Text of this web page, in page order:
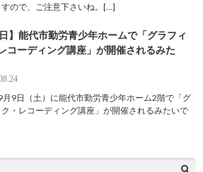
ので、ご注意下さいね。[…]
日】能代市勤労青少年ホームで「グラフィ
コーディング講座」が開催されるみた
月9日（土）に能代市勤労青少年ホーム2階で「グ
・レコーディング講座」が開催されるみたいで